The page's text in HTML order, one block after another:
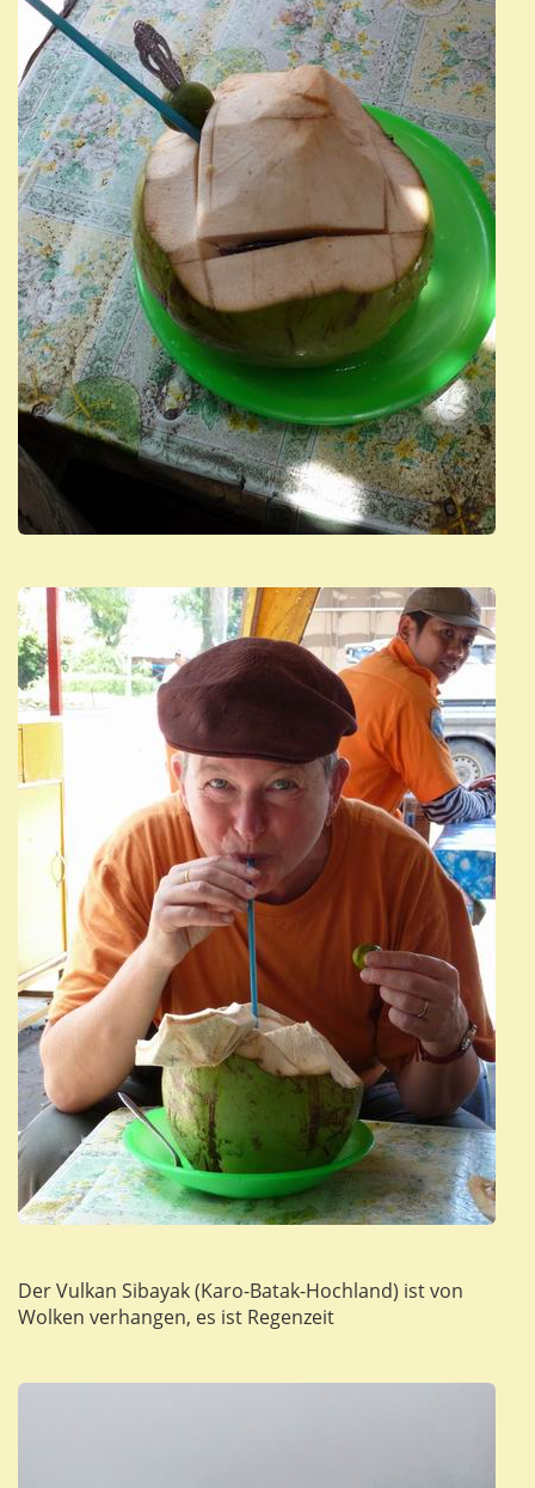
Der Vulkan Sibayak (Karo-Batak-Hochland) ist von
Wolken verhangen, es ist Regenzeit